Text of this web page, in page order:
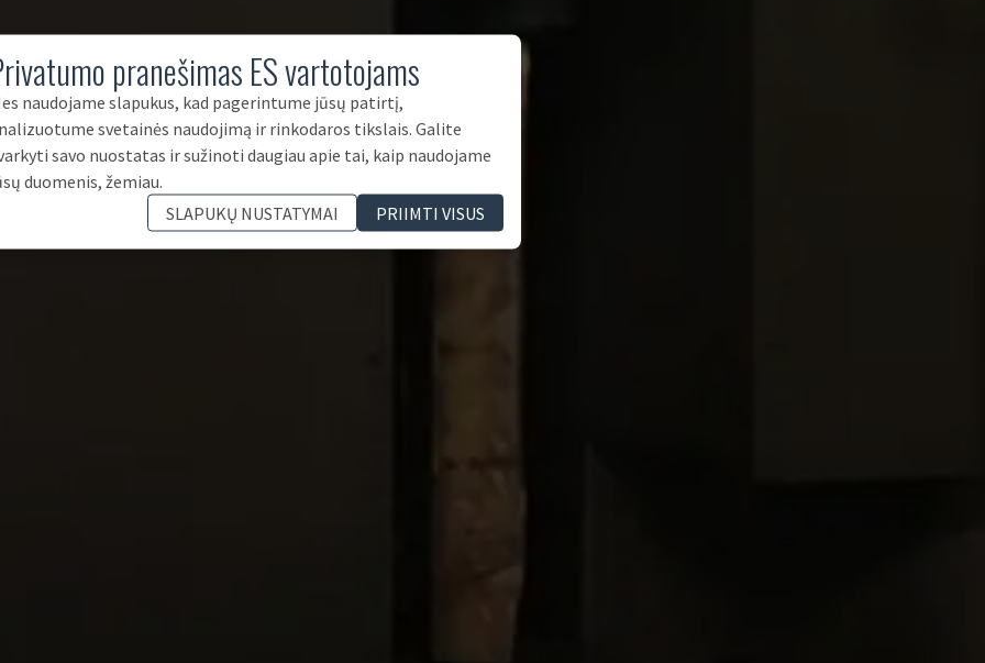
pranešimas ES vartotojams
naudojame slapukus, kad pagerintume jūsų patirtį,
svetainės naudojimą ir rinkodaros tikslais. Galite
savo nuostatas ir sužinoti daugiau apie tai, kaip naudojame
duomenis, žemiau.
SLAPUKŲ NUSTATYMAI
PRIIMTI VISUS